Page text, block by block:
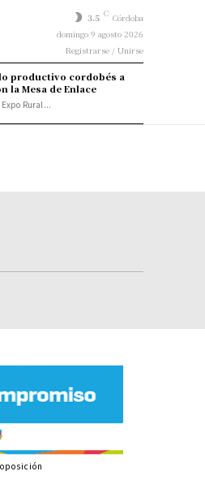
3.5 C Córdoba
domingo 9 agosto 2026
Registrarse / Unirse
productivo cordobés a
la Mesa de Enlace
Rural...